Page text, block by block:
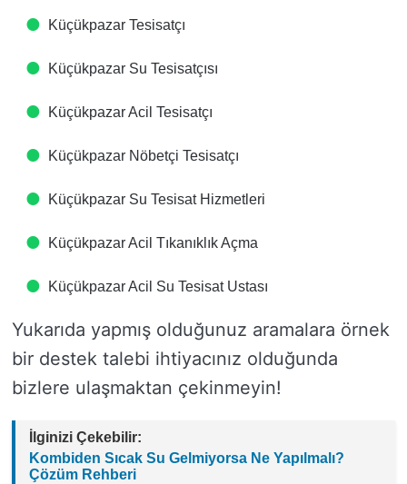
Küçükpazar Tesisatçı
Küçükpazar Su Tesisatçısı
Küçükpazar Acil Tesisatçı
Küçükpazar Nöbetçi Tesisatçı
Küçükpazar Su Tesisat Hizmetleri
Küçükpazar Acil Tıkanıklık Açma
Küçükpazar Acil Su Tesisat Ustası
Yukarıda yapmış olduğunuz aramalara örnek
bir destek talebi ihtiyacınız olduğunda
bizlere ulaşmaktan çekinmeyin!
İlginizi Çekebilir:
Kombiden Sıcak Su Gelmiyorsa Ne Yapılmalı?
Çözüm Rehberi